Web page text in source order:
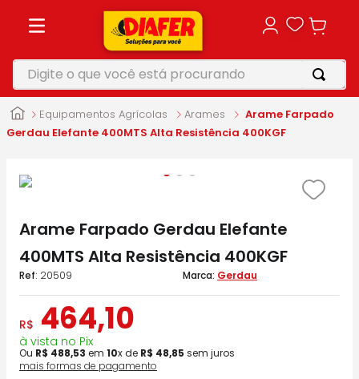
Digite o que você está procurando
Equipamentos Agrícolas Arames
Arame Farpado
Gerdau Elefante 400MTS Alta Resistência 400KGF
Arame Farpado Gerdau Elefante
400MTS Alta Resistência 400KGF
: 20509 Gerdau
R$ 464,10
à vista no Pix
Ou R$ 488,53 em 10x de R$ 48,85 sem juros
mais formas de pagamento
1º
motosserra